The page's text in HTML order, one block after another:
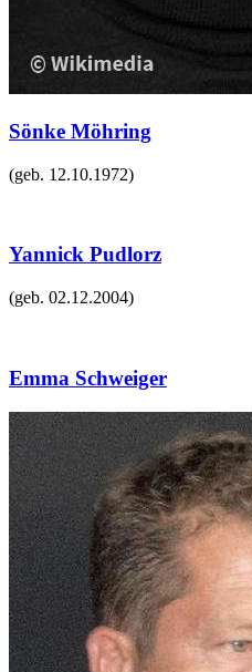
Sönke Möhring
(geb. 12.10.1972)
Yannick Pudlorz
(geb. 02.12.2004)
Emma Schweiger